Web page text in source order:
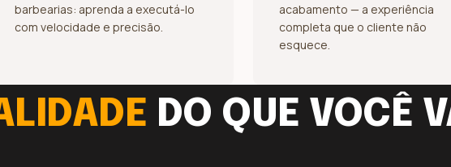
barbearias: aprenda a executá-lo
com velocidade e precisão.
acabamento — a experiência
completa que o cliente não
esquece.
DO QUE VOCÊ